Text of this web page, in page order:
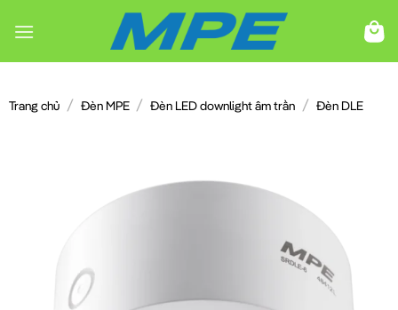
đến
Trang chủ / Đèn MPE / Đèn LED downlight âm trần / Đèn DLE